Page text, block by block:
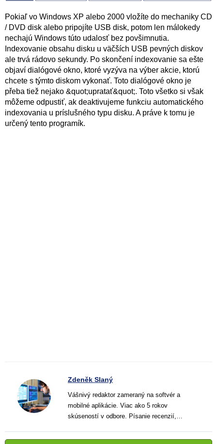
Pokiaľ vo Windows XP alebo 2000 vložíte do mechaniky CD
/ DVD disk alebo pripojíte USB disk, potom len málokedy
nechajú Windows túto udalosť bez povšimnutia.
Indexovanie obsahu disku u väčších USB pevných diskov
ale trvá rádovo sekundy. Po skončení indexovanie sa ešte
objaví dialógové okno, ktoré vyzýva na výber akcie, ktorú
chcete s týmto diskom vykonať. Toto dialógové okno je
přeba tiež nejako &quot;upratať&quot;. Toto všetko si však
môžeme odpustiť, ak deaktivujeme funkciu automatického
indexovania u príslušného typu disku. A práve k tomu je
určený tento programík.
Zdeněk Slaný
Vášnivý redaktor zameraný na softvér a
mobilné aplikácie. Viac ako 5 rokov
skúseností v odbore. Písanie recenzií,
informatívnych textov, ktoré pomáhajú